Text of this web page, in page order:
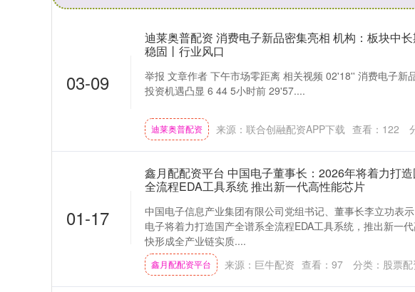
03-09
迪莱奥普配资 消费电子新品密集亮相 机构：板块中
稳固丨行业风口
举报 文章作者 下午市场零距离 相关视频 02'18'' 消费电子新
投资机遇凸显 6 44 5小时前 29'57....
迪莱奥普配资 来源：联合创融配资APP下载 查看： 122
01-17
鑫月配配资平台 中国电子董事长：2026年将着力打
全流程EDA工具系统 推出新一代高性能芯片
中国电子信息产业集团有限公司党组书记、董事长李立功表
电子将着力打造国产全谱系全流程EDA工具系统，推出新一
快形成全产业链实质....
鑫月配配资平台 来源：巨牛配资 查看： 97 分类： 股票